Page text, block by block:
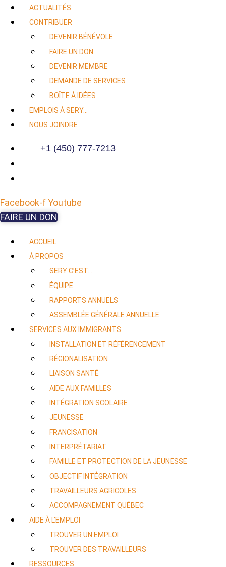
ACTUALITÉS
CONTRIBUER
DEVENIR BÉNÉVOLE
FAIRE UN DON
DEVENIR MEMBRE
DEMANDE DE SERVICES
BOÎTE À IDÉES
EMPLOIS À SERY…
NOUS JOINDRE
+1 (450) 777-7213
Facebook-fYoutube
FAIRE UN DON
ACCUEIL
À PROPOS
SERY C’EST…
ÉQUIPE
RAPPORTS ANNUELS
ASSEMBLÉE GÉNÉRALE ANNUELLE
SERVICES AUX IMMIGRANTS
INSTALLATION ET RÉFÉRENCEMENT
RÉGIONALISATION
LIAISON SANTÉ
AIDE AUX FAMILLES
INTÉGRATION SCOLAIRE
JEUNESSE
FRANCISATION
INTERPRÉTARIAT
FAMILLE ET PROTECTION DE LA JEUNESSE
OBJECTIF INTÉGRATION
TRAVAILLEURS AGRICOLES
ACCOMPAGNEMENT QUÉBEC
AIDE À L’EMPLOI
TROUVER UN EMPLOI
TROUVER DES TRAVAILLEURS
RESSOURCES